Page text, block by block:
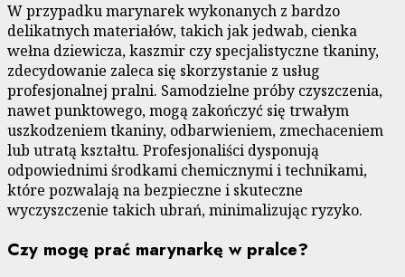
W przypadku marynarek wykonanych z bardzo
delikatnych materiałów, takich jak jedwab, cienka
wełna dziewicza, kaszmir czy specjalistyczne tkaniny,
zdecydowanie zaleca się skorzystanie z usług
profesjonalnej pralni. Samodzielne próby czyszczenia,
nawet punktowego, mogą zakończyć się trwałym
uszkodzeniem tkaniny, odbarwieniem, zmechaceniem
lub utratą kształtu. Profesjonaliści dysponują
odpowiednimi środkami chemicznymi i technikami,
które pozwalają na bezpieczne i skuteczne
wyczyszczenie takich ubrań, minimalizując ryzyko.
Czy mogę prać marynarkę w pralce?